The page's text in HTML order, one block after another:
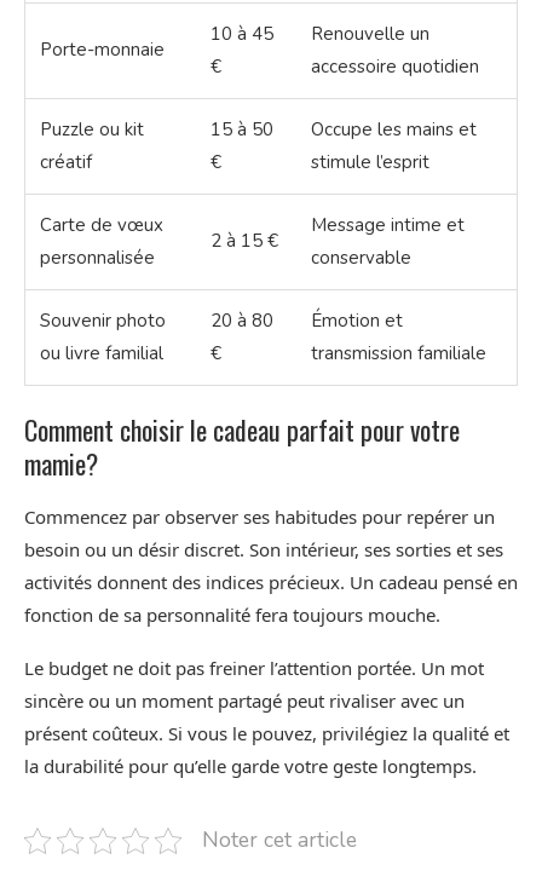
Porte-monnaie
10 à 45
€
Renouvelle un
accessoire quotidien
Puzzle ou kit
créatif
15 à 50
€
Occupe les mains et
stimule l’esprit
Carte de vœux
personnalisée
2 à 15 €
Message intime et
conservable
Souvenir photo
ou livre familial
20 à 80
€
Émotion et
transmission familiale
Comment choisir le cadeau parfait pour votre
mamie?
Commencez par observer ses habitudes pour repérer un
besoin ou un désir discret. Son intérieur, ses sorties et ses
activités donnent des indices précieux. Un cadeau pensé en
fonction de sa personnalité fera toujours mouche.
Le budget ne doit pas freiner l’attention portée. Un mot
sincère ou un moment partagé peut rivaliser avec un
présent coûteux. Si vous le pouvez, privilégiez la qualité et
la durabilité pour qu’elle garde votre geste longtemps.
Noter cet article